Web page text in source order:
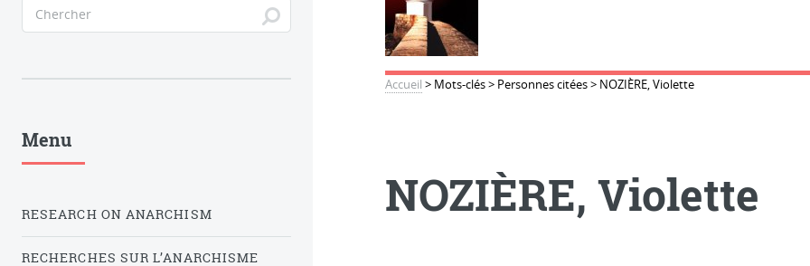
Accueil > Mots-clés> Personnes citées> NOZIÈRE, Violette
NOZIÈRE, Violette
Menu
RESEARCH ON ANARCHISM
RECHERCHES SUR L’ANARCHISME